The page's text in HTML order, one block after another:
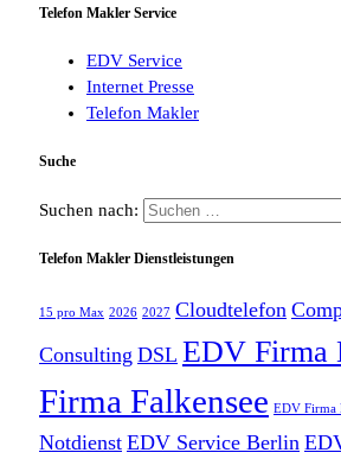
Telefon Makler Service
EDV Service
Internet Presse
Telefon Makler
Suche
Suchen nach:
Telefon Makler Dienstleistungen
15 pro Max 2026 2027 Cloudtelefon
Consulting DSL EDV Firma
Firma Falkensee EDV Firma
Notdienst EDV Service Berlin